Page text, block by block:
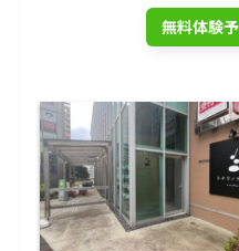
無料体験